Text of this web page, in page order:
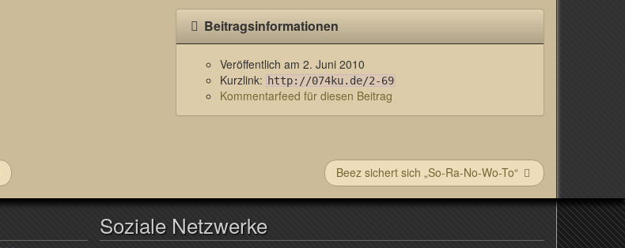
Beitragsinformationen
Veröffentlich am 2. Juni 2010
Kurzlink: http://074ku.de/2-69
Kommentarfeed für diesen Beitrag
Beez sichert sich „So-Ra-No-Wo-To“
Soziale Netzwerke